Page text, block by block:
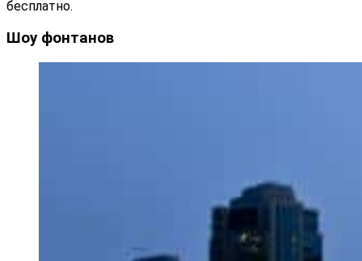
бесплатно.
Шоу фонтанов